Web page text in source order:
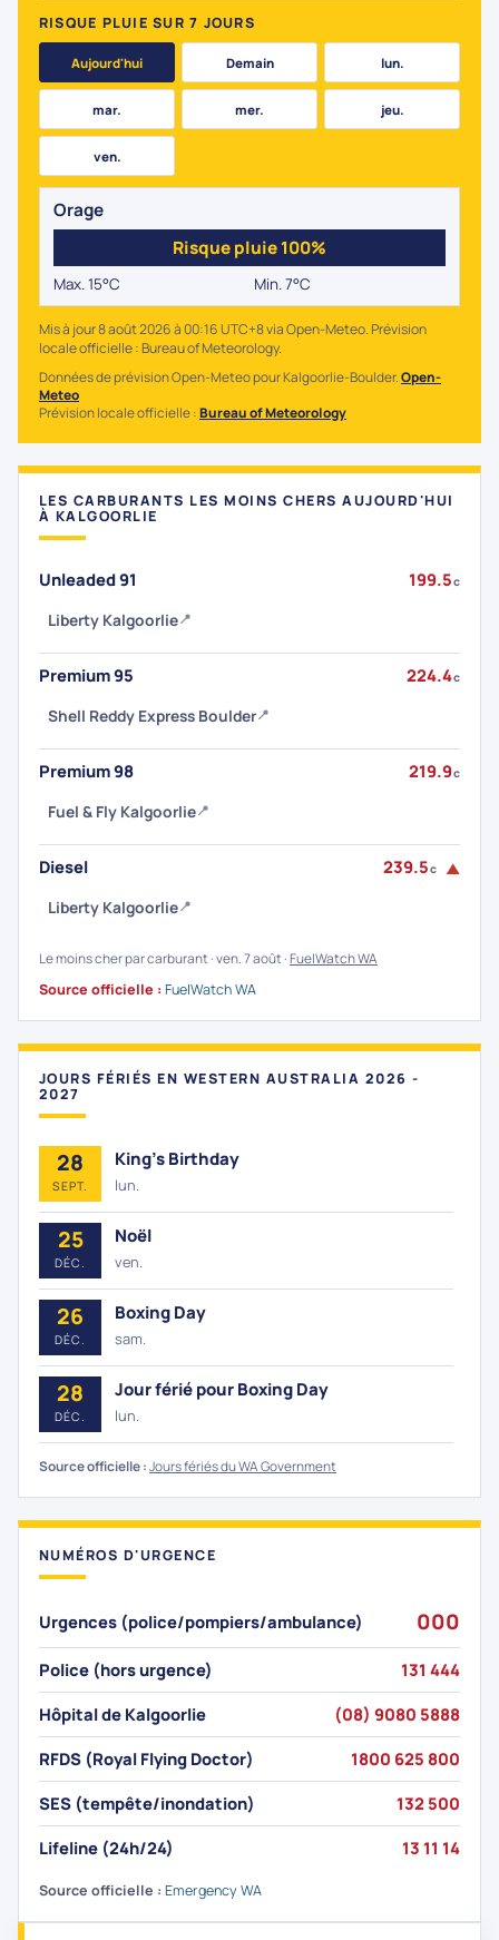
RISQUE PLUIE SUR 7 JOURS
Aujourd'hui Demain lun.
mar. mer. jeu.
ven.
Orage
Risque pluie 100%
Max. 15°C Min. 7°C
Mis à jour 8 août 2026 à 00:16 UTC+8 via Open-Meteo. Prévision
locale officielle : Bureau of Meteorology.
Données de prévision Open-Meteo pour Kalgoorlie-Boulder.Open-
Meteo
Prévision locale officielle :Bureau of Meteorology
LES CARBURANTS LES MOINS CHERS AUJOURD'HUI
À KALGOORLIE
Unleaded 91 199.5c
Liberty Kalgoorlie📍
Premium 95 224.4c
Shell Reddy Express Boulder📍
Premium 98 219.9c
Fuel & Fly Kalgoorlie📍
Diesel 239.5c ▲
Liberty Kalgoorlie📍
Le moins cher par carburant · ven. 7 août ·FuelWatch WA
Source officielle : FuelWatch WA
JOURS FÉRIÉS EN WESTERN AUSTRALIA 2026 -
2027
28
SEPT.
King's Birthday
lun.
25
DÉC.
Noël
ven.
26
DÉC.
Boxing Day
sam.
28
DÉC.
Jour férié pour Boxing Day
lun.
1
JANV.
Jour de l'An
ven.
26
1
MARS
Labour Day
lun.
26
MARS
Vendredi saint
ven.
28
MARS
Dimanche de Pâques
dim.
29 Lundi de Pâques
25 Anzac Day
Source officielle :Jours fériés du WA Government
NUMÉROS D'URGENCE
Urgences (police/pompiers/ambulance) 000
Police (hors urgence)
131 444
Hôpital de Kalgoorlie
(08) 9080 5888
RFDS (Royal Flying Doctor)
1800 625 800
SES (tempête/inondation)
132 500
Lifeline (24h/24)
13 11 14
Source officielle : Emergency WA